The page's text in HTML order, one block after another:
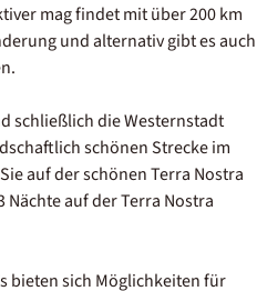
mag findet mit über 200 km
und alternativ gibt es auch
schließlich die Westernstadt
schönen Strecke im
auf der schönen Terra Nostra
Nächte auf der Terra Nostra
bieten sich Möglichkeiten für